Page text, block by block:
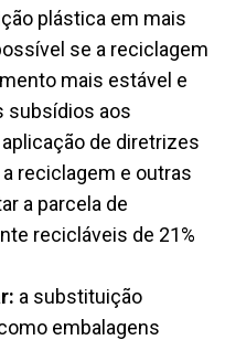
plástica em mais
se a reciclagem
mais estável e
subsídios aos
de diretrizes
reciclagem e outras
a parcela de
recicláveis de 21%
a substituição
embalagens